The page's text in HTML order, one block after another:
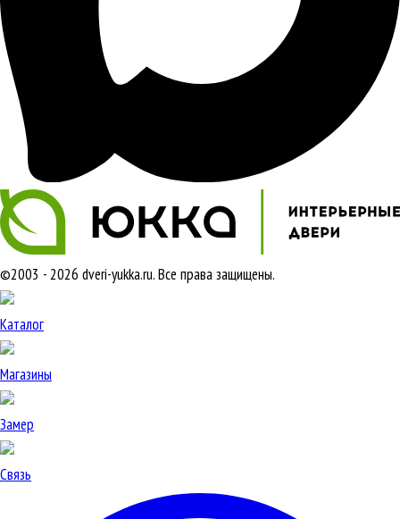
©2003 - 2026 dveri-yukka.ru. Все права защищены.
Каталог
Магазины
Замер
Связь